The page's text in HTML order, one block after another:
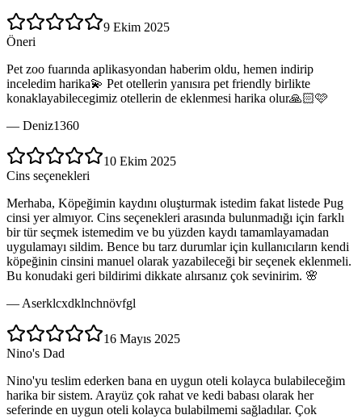
9 Ekim 2025
Öneri
Pet zoo fuarında aplikasyondan haberim oldu, hemen indirip
inceledim harika💫 Pet otellerin yanısıra pet friendly birlikte
konaklayabilecegimiz otellerin de eklenmesi harika olur🙏🏻🩷
— Deniz1360
10 Ekim 2025
Cins seçenekleri
Merhaba, Köpeğimin kaydını oluşturmak istedim fakat listede Pug
cinsi yer almıyor. Cins seçenekleri arasında bulunmadığı için farklı
bir tür seçmek istemedim ve bu yüzden kaydı tamamlayamadan
uygulamayı sildim. Bence bu tarz durumlar için kullanıcıların kendi
köpeğinin cinsini manuel olarak yazabileceği bir seçenek eklenmeli.
Bu konudaki geri bildirimi dikkate alırsanız çok sevinirim. 🌸
— Aserklcxdklnchnövfgl
16 Mayıs 2025
Nino's Dad
Nino'yu teslim ederken bana en uygun oteli kolayca bulabileceğim
harika bir sistem. Arayüz çok rahat ve kedi babası olarak her
seferinde en uygun oteli kolayca bulabilmemi sağladılar. Çok